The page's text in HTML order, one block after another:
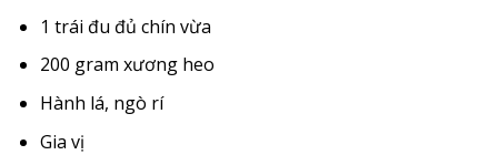
1 trái đu đủ chín vừa
200 gram xương heo
Hành lá, ngò rí
Gia vị